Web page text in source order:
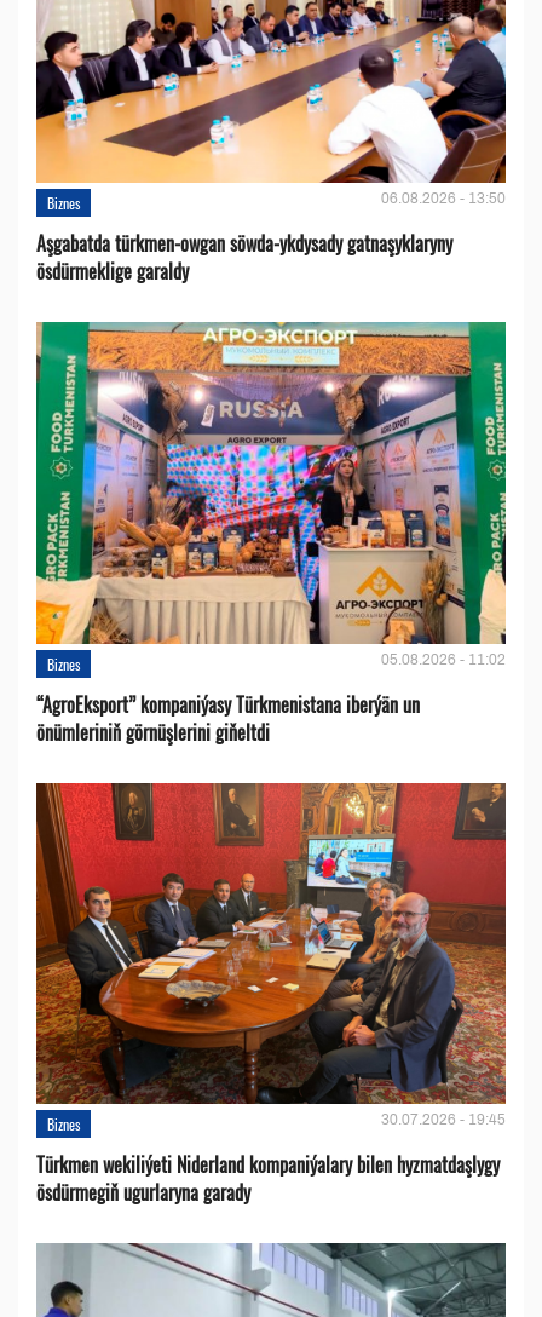
Biznes 06.08.2026 - 13:50
Aşgabatda türkmen-owgan söwda-ykdysady gatnaşyklaryny
ösdürmeklige garaldy
Biznes 05.08.2026 - 11:02
“AgroEksport” kompaniýasy Türkmenistana iberýän un
önümleriniň görnüşlerini giňeltdi
Biznes 30.07.2026 - 19:45
Türkmen wekiliýeti Niderland kompaniýalary bilen hyzmatdaşlygy
ösdürmegiň ugurlaryna garady